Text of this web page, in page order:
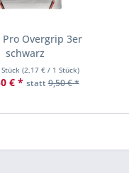
Pro Overgrip 3er
schwarz
(2,17 €/ 1 Stück)
€ * statt9,50 € *